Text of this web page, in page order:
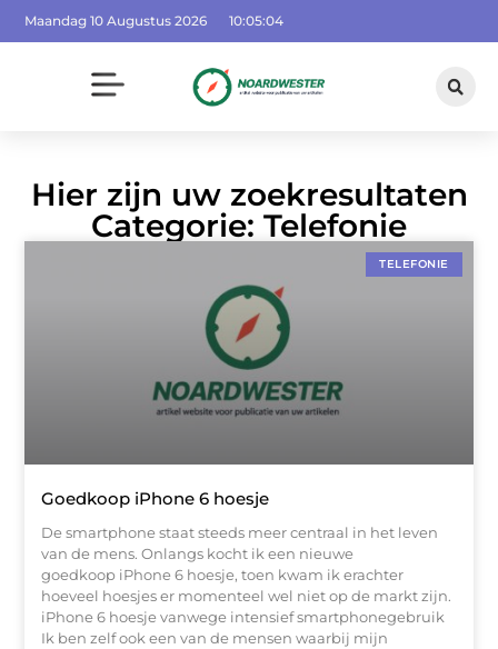
Maandag 10 Augustus 2026 10:05:05
Hier zijn uw zoekresultaten
Categorie: Telefonie
TELEFONIE
Goedkoop iPhone 6 hoesje
De smartphone staat steeds meer centraal in het leven
van de mens. Onlangs kocht ik een nieuwe
goedkoop iPhone 6 hoesje, toen kwam ik erachter
hoeveel hoesjes er momenteel wel niet op de markt zijn.
iPhone 6 hoesje vanwege intensief smartphonegebruik
Ik ben zelf ook een van de mensen waarbij mijn